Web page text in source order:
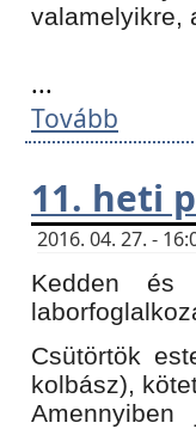
valamelyikre,
...
Tovább
11. heti
2016. 04. 27. -
Kedden és
Csütörtök
kolbász),
Amennyiben